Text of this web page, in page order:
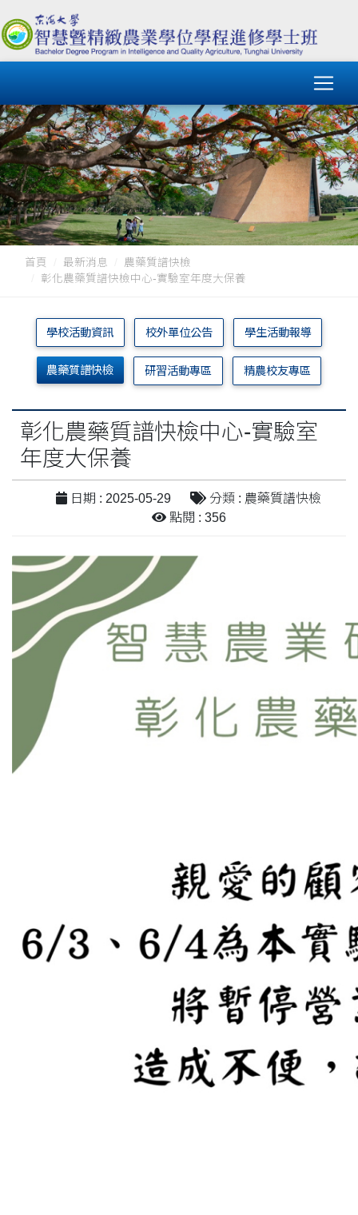
首頁 最新消息
農藥質譜快檢
彰化農藥質譜快檢中心-實驗室年度大保養
學校活動資訊 校外單位公告 學生活動報導
農藥質譜快檢 研習活動專區 精農校友專區
彰化農藥質譜快檢中心-實驗室
年度大保養
日期 : 2025-05-29
分類 : 農藥質譜快檢
點閱 : 356